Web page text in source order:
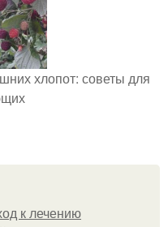
хлопот: советы для
к лечению